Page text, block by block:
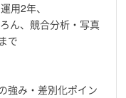
用2年、
ん、競合分析・写真
で
強み・差別化ポイン